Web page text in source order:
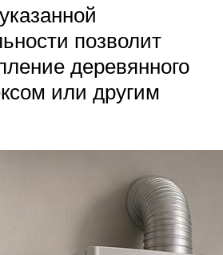
позволит
деревянного
или другим